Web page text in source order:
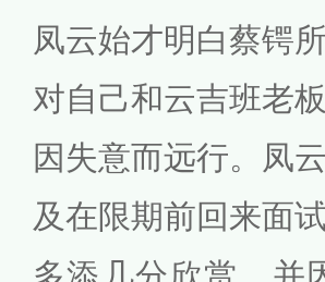
凤云始才明白蔡锷
对自己和云吉班老
因失意而远行。凤
及在限期前回来面